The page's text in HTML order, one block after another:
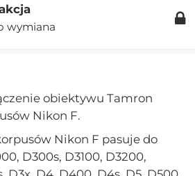
wymiana
obiektywu Tamron
Nikon F.
Nikon F pasuje do
D300s, D3100, D3200,